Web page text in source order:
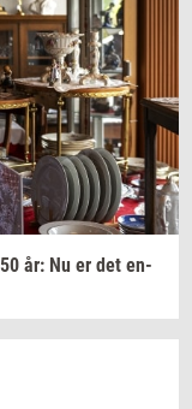
50 år: Nu er det en­